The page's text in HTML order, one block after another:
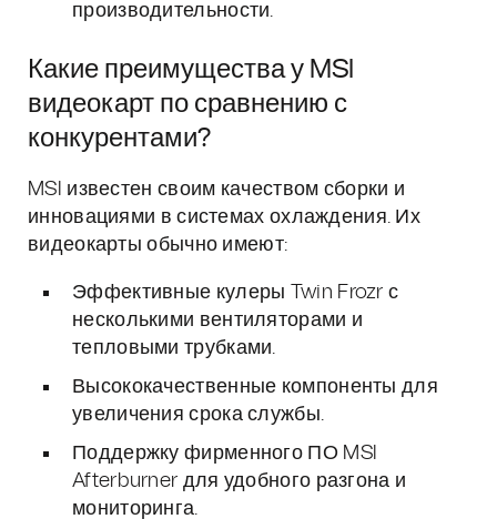
производительности.
Какие преимущества у MSI
видеокарт по сравнению с
конкурентами?
MSI известен своим качеством сборки и
инновациями в системах охлаждения. Их
видеокарты обычно имеют:
Эффективные кулеры Twin Frozr с
несколькими вентиляторами и
тепловыми трубками.
Высококачественные компоненты для
увеличения срока службы.
Поддержку фирменного ПО MSI
Afterburner для удобного разгона и
мониторинга.